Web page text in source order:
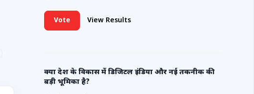
Vote View Results
क्या देश के विकास में डिजिटल इंडिया और नई तकनीक की
बड़ी भूमिका है?